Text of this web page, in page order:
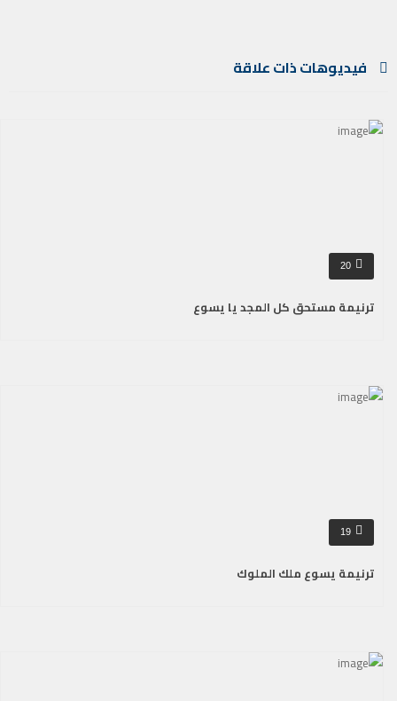
فيديوهات ذات علاقة
20
ترنيمة مستحق كل المجد يا يسوع
19
ترنيمة يسوع ملك الملوك